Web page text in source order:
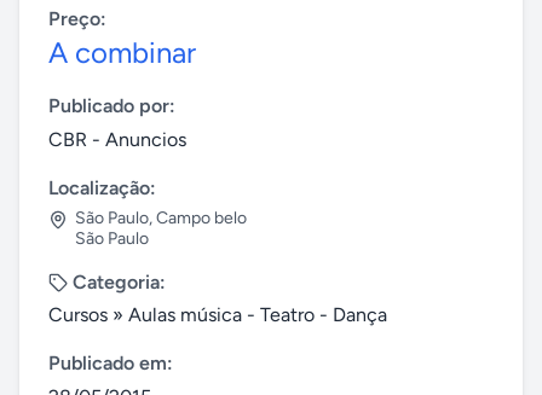
Preço:
A combinar
Publicado por:
CBR - Anuncios
Localização:
São Paulo,Campo belo
São Paulo
Categoria:
Cursos » Aulas música - Teatro - Dança
Publicado em: